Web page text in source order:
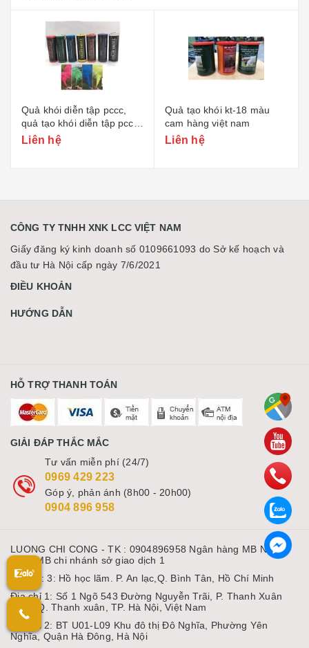
Quả tạo khói kt-18 màu
cam hàng việt nam
Liên hệ
Trung tâm báo cháy 8 zone
fs5200
Liên hệ
CÔNG TY TNHH XNK LCC VIỆT NAM
Giấy đăng ký kinh doanh số 0109661093 do Sở kế hoạch và
đầu tư Hà Nội cấp ngày 7/6/2021
ĐIỀU KHOẢN
HƯỚNG DẪN
HỖ TRỢ THANH TOÁN
GIẢI ĐÁP THẮC MẮC
Tư vấn miễn phí (24/7)
0969 429 223
Góp ý, phản ánh (8h00 - 20h00)
0904 896 958
LUONG CHI CONG - TK : 0904896958 Ngân hàng MB Ngân
hàng MB chi nhánh sở giao dịch 1
Địa chỉ: 3: Hồ học lãm. P. An lạc,Q. Bình Tân, Hồ Chí Minh
Địa chỉ 1: Số 1 Ngõ 543 Đường Nguyễn Trãi, P. Thanh Xuân
Nam, Q. Thanh xuân, TP. Hà Nội, Việt Nam
Địa chỉ 2: BT U01-L09 Khu đô thị Đô Nghĩa, Phường Yên
Nghĩa, Quận Hà Đông, Hà Nội